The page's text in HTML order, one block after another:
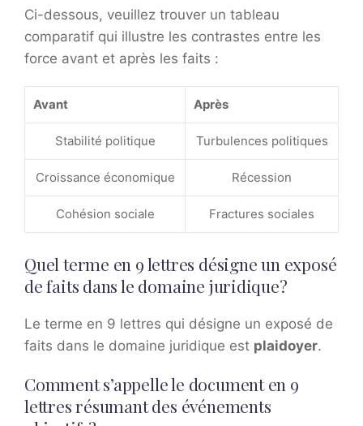
Ci-dessous, veuillez trouver un tableau
comparatif qui illustre les contrastes entre les
force avant et après les faits :
Avant Après
Stabilité politique Turbulences politiques
Croissance économique Récession
Cohésion sociale Fractures sociales
Quel terme en 9 lettres désigne un exposé
de faits dans le domaine juridique?
Le terme en 9 lettres qui désigne un exposé de
faits dans le domaine juridique est plaidoyer.
Comment s’appelle le document en 9
lettres résumant des événements